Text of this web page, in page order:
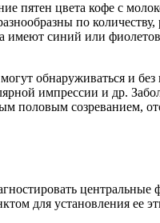
цвета кофе с
по количеству,
синий или
обнаруживаться и
импрессии и др.
созреванием,
для установления ее